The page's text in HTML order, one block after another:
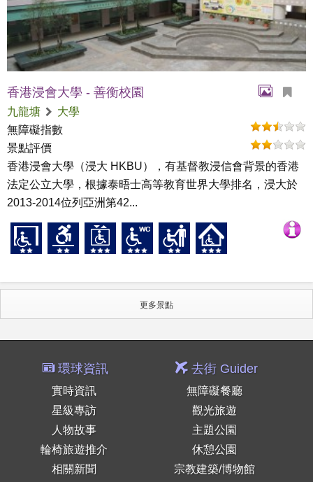
香港浸會大學 - 善衡校園
九龍塘
大學
無障礙指數
景點評價
香港浸會大學（浸大 HKBU），有基督教浸信會背景的香港
法定公立大學，根據泰晤士高等教育世界大學排名，浸大於
2013-2014位列亞洲第42...
更多景點
環球資訊
實時資訊
星級專訪
人物故事
輪椅旅遊推介
相關新聞
去街 Guider
無障礙餐廳
觀光旅遊
主題公園
休憩公園
宗教建築/博物館